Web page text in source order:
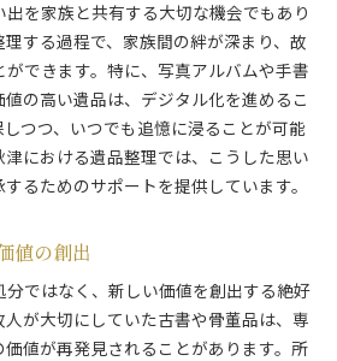
を家族と共有する大切な機会でもあり
する過程で、家族間の絆が深まり、故
できます。特に、写真アルバムや手書
の高い遺品は、デジタル化を進めるこ
つつ、いつでも追憶に浸ることが可能
における遺品整理では、こうした思い
るためのサポートを提供しています。
値の創出
ではなく、新しい価値を創出する絶好
が大切にしていた古書や骨董品は、専
値が再発見されることがあります。所